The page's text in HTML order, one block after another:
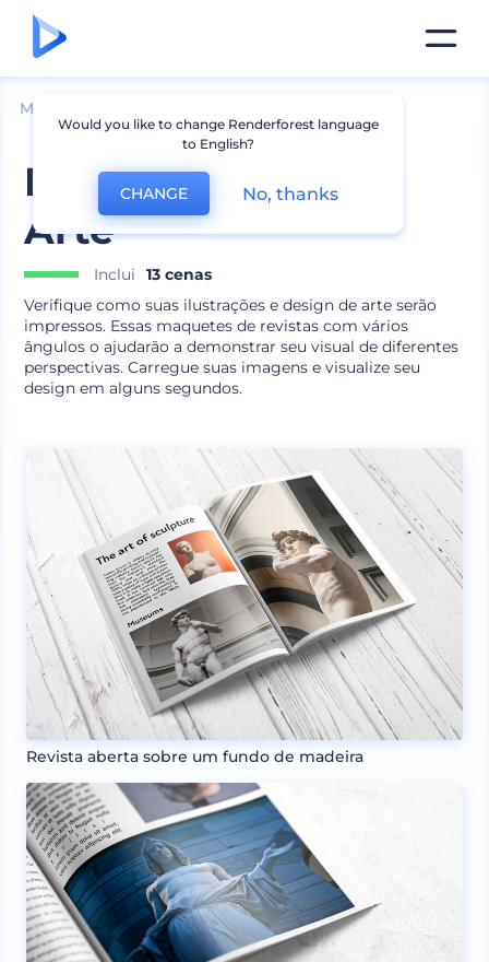
Mockups
Maquetes Revista
Arte
Inclui
13 cenas
Verifique como suas ilustrações e design de arte serão
impressos. Essas maquetes de revistas com vários
ângulos o ajudarão a demonstrar seu visual de diferentes
perspectivas. Carregue suas imagens e visualize seu
design em alguns segundos.
Revista aberta sobre um fundo de madeira
Would you like to change Renderforest language
to English?
CHANGE No, thanks